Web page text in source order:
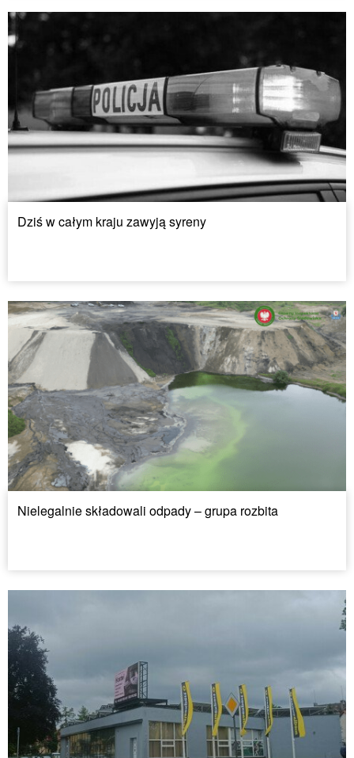
Dziś w całym kraju zawyją syreny
Nielegalnie składowali odpady – grupa rozbita